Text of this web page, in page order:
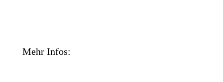
Mehr Infos: